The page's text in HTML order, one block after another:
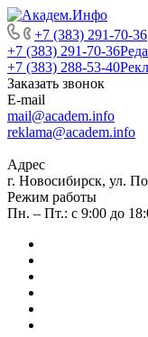
+7 (383) 291-70-36
+7 (383) 291-70-36
+7 (383) 288-53-40
Заказать звонок
E-mail
mail@academ.info
reklama@academ.info
Адрес
г. Новосибирск, ул.
Режим работы
Пн. – Пт.: с 9:00 до